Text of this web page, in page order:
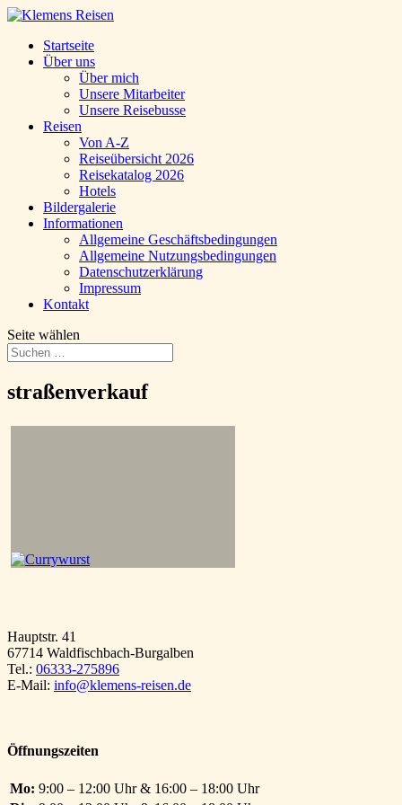
Startseite
Über uns
Über mich
Unsere Mitarbeiter
Unsere Reisebusse
Reisen
Von A-Z
Reiseübersicht 2026
Reisekatalog 2026
Hotels
Bildergalerie
Informationen
Allgemeine Geschäftsbedingungen
Allgemeine Nutzungsbedingungen
Datenschutzerklärung
Impressum
Kontakt
Seite wählen
straßenverkauf
Hauptstr. 41
67714 Waldfischbach-Burgalben
Tel.: 06333-275896
E-Mail: info@klemens-reisen.de
Öffnungszeiten
Mo: 9:00 – 12:00 Uhr & 16:00 – 18:00 Uhr